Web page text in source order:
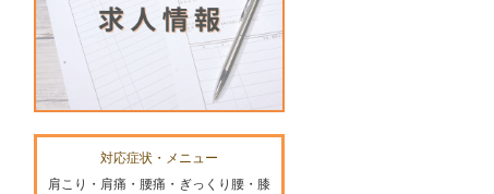
対応症状・メニュー
肩こり・肩痛・腰痛・ぎっくり腰・膝